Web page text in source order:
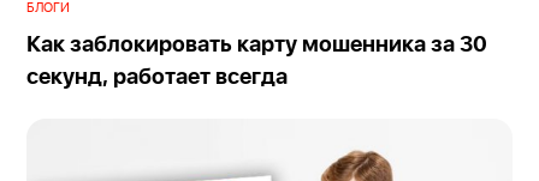
БЛОГИ
Как заблокировать карту мошенника за 30
секунд, работает всегда